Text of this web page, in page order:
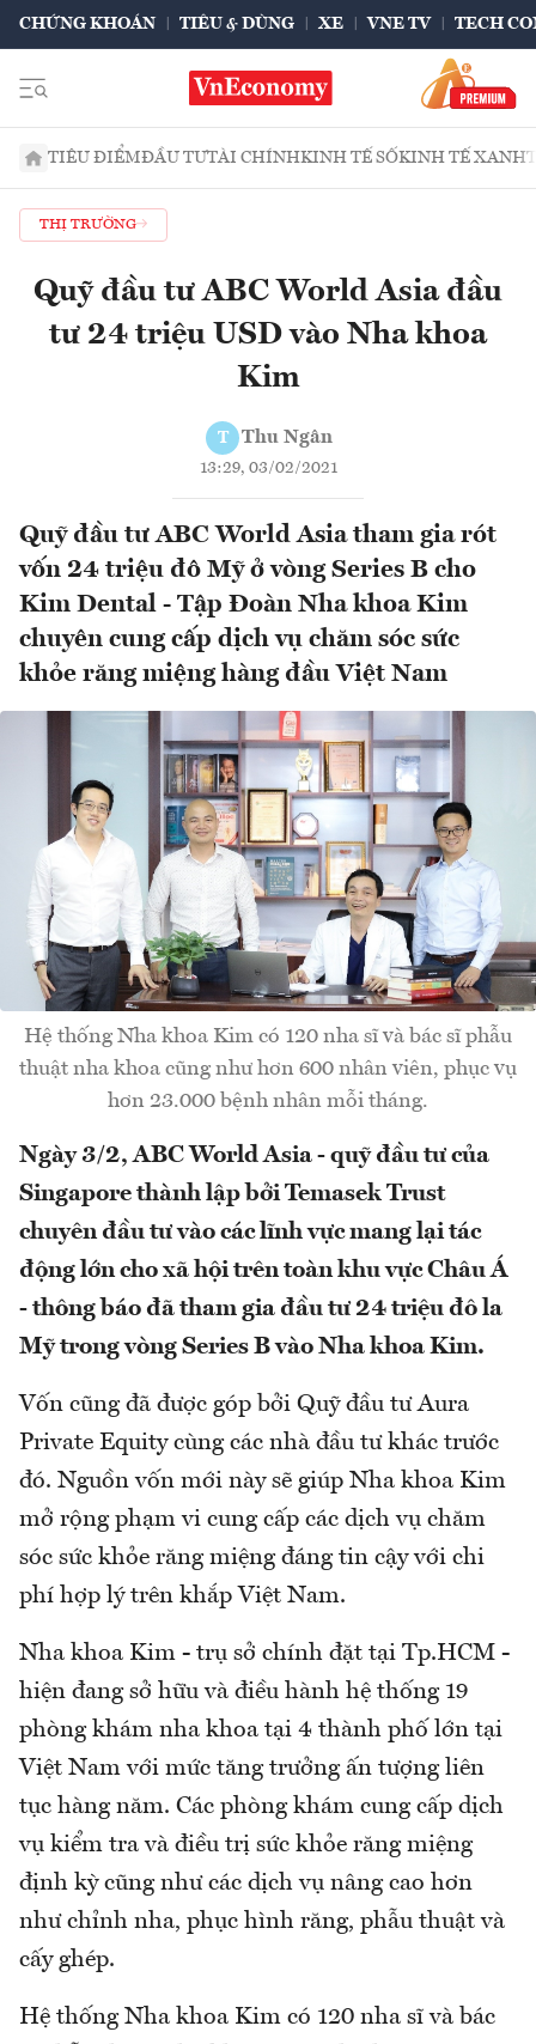
CHỨNG KHOÁN TIÊU & DÙNG XE VNE TV TECH
TIÊU ĐIỂMĐẦU TƯTÀI CHÍNHKINH TẾ SỐKINH TẾ XANH
THỊ TRƯỜNG
Quỹ đầu tư ABC World Asia đầu
tư 24 triệu USD vào Nha khoa
Kim
T Thu Ngân
13:29, 03/02/2021
Quỹ đầu tư ABC World Asia tham gia rót
vốn 24 triệu đô Mỹ ở vòng Series B cho
Kim Dental - Tập Đoàn Nha khoa Kim
chuyên cung cấp dịch vụ chăm sóc sức
khỏe răng miệng hàng đầu Việt Nam
Hệ thống Nha khoa Kim có 120 nha sĩ và bác sĩ phẫu
thuật nha khoa cũng như hơn 600 nhân viên, phục vụ
hơn 23.000 bệnh nhân mỗi tháng.
Ngày 3/2, ABC World Asia - quỹ đầu tư của
Singapore thành lập bởi Temasek Trust
chuyên đầu tư vào các lĩnh vực mang lại tác
động lớn cho xã hội trên toàn khu vực Châu Á
- thông báo đã tham gia đầu tư 24 triệu đô la
Mỹ trong vòng Series B vào Nha khoa Kim.
Vốn cũng đã được góp bởi Quỹ đầu tư Aura
Private Equity cùng các nhà đầu tư khác trước
đó. Nguồn vốn mới này sẽ giúp Nha khoa Kim
mở rộng phạm vi cung cấp các dịch vụ chăm
sóc sức khỏe răng miệng đáng tin cậy với chi
phí hợp lý trên khắp Việt Nam.
Nha khoa Kim - trụ sở chính đặt tại Tp.HCM -
hiện đang sở hữu và điều hành hệ thống 19
phòng khám nha khoa tại 4 thành phố lớn tại
Việt Nam với mức tăng trưởng ấn tượng liên
tục hàng năm. Các phòng khám cung cấp dịch
vụ kiểm tra và điều trị sức khỏe răng miệng
định kỳ cũng như các dịch vụ nâng cao hơn
như chỉnh nha, phục hình răng, phẫu thuật và
cấy ghép.
Hệ thống Nha khoa Kim có 120 nha sĩ và bác